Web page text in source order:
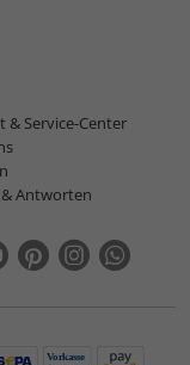
& Service-Center
Antworten